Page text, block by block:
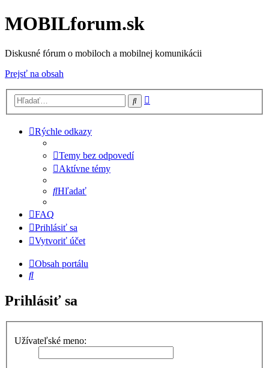
MOBILforum.sk
Diskusné fórum o mobiloch a mobilnej komunikácii
Prejsť na obsah
Hľadať
Rýchle odkazy
Temy bez odpovedí
Aktívne témy
Hľadať
FAQ
Prihlásiť sa
Vytvoriť účet
Obsah portálu
Hľadať
Prihlásiť sa
Užívateľské meno: